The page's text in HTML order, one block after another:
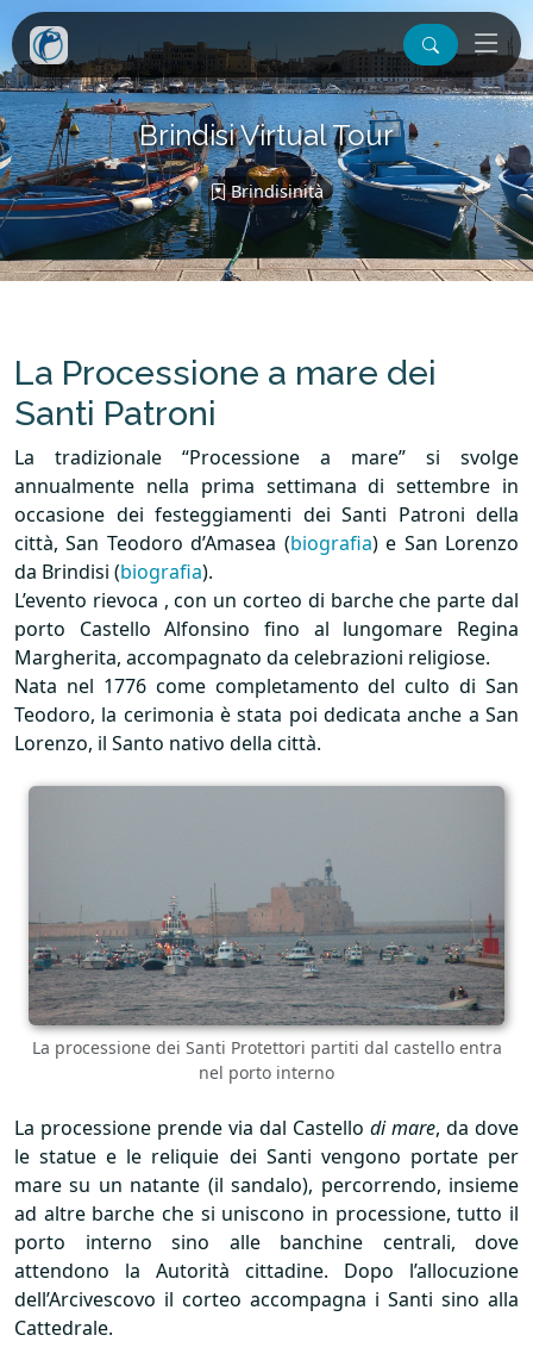
Brindisi Virtual Tour
Brindisinità
La Processione a mare dei
Santi Patroni
La tradizionale “Processione a mare” si svolge
annualmente nella prima settimana di settembre in
occasione dei festeggiamenti dei Santi Patroni della
città, San Teodoro d’Amasea (biografia) e San Lorenzo
da Brindisi (biografia).
L’evento rievoca , con un corteo di barche che parte dal
porto Castello Alfonsino fino al lungomare Regina
Margherita, accompagnato da celebrazioni religiose.
Nata nel 1776 come completamento del culto di San
Teodoro, la cerimonia è stata poi dedicata anche a San
Lorenzo, il Santo nativo della città.
La processione dei Santi Protettori partiti dal castello entra
nel porto interno
La processione prende via dal Castello di mare, da dove
le statue e le reliquie dei Santi vengono portate per
mare su un natante (il sandalo), percorrendo, insieme
ad altre barche che si uniscono in processione, tutto il
porto interno sino alle banchine centrali, dove
attendono la Autorità cittadine. Dopo l’allocuzione
dell’Arcivescovo il corteo accompagna i Santi sino alla
Cattedrale.